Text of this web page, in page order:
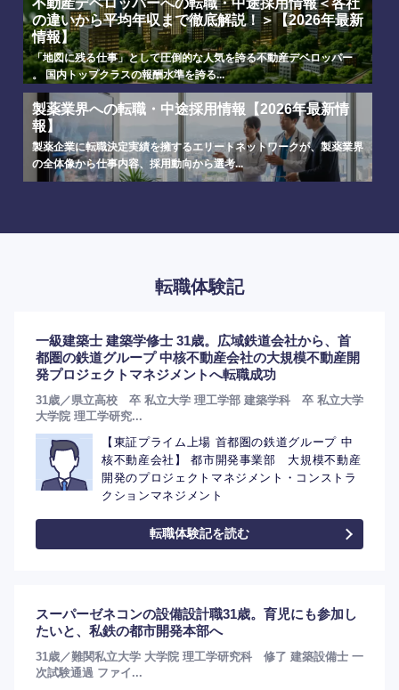
の違いから平均年収まで徹底解説！＞【2026年最新
情報】
「地図に残る仕事」として圧倒的な人気を誇る不動産デベロッパー
。 国内トップクラスの報酬水準を誇る...
製薬業界への転職・中途採用情報【2026年最新情
報】
製薬企業に転職決定実績を擁するエリートネットワークが、製薬業界
の全体像から仕事内容、採用動向から選考...
転職体験記
一級建築士 建築学修士 31歳。広域鉄道会社から、首
都圏の鉄道グループ 中核不動産会社の大規模不動産開
発プロジェクトマネジメントへ転職成功
31歳／県立高校 卒 私立大学 理工学部 建築学科 卒 私立大学
大学院 理工学研究...
【東証プライム上場 首都圏の鉄道グループ 中
核不動産会社】 都市開発事業部 大規模不動産
開発のプロジェクトマネジメント・コンストラ
クションマネジメント
転職体験記を読む
スーパーゼネコンの設備設計職31歳。育児にも参加し
たいと、私鉄の都市開発本部へ
31歳／難関私立大学 大学院 理工学研究科 修了 建築設備士 一
次試験通過 ファイ...